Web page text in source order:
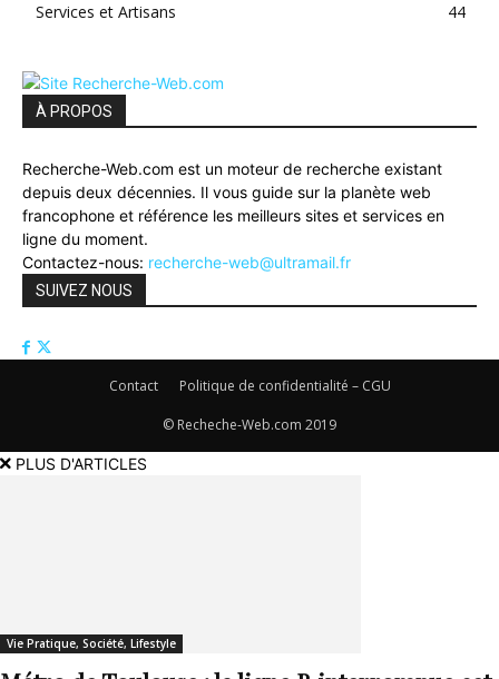
Services et Artisans
44
À PROPOS
Recherche-Web.com est un moteur de recherche existant
depuis deux décennies. Il vous guide sur la planète web
francophone et référence les meilleurs sites et services en
ligne du moment.
Contactez-nous: recherche-web@ultramail.fr
SUIVEZ NOUS
Contact Politique de confidentialité – CGU
© Recheche-Web.com 2019
PLUS D'ARTICLES
Vie Pratique, Société, Lifestyle